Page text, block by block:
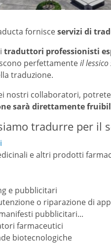
fornisceservizi di
traduttori professionisti
perfettamenteil
traduzione.
nostri collaboratori,
sarà direttamente
tradurre per il
e altri prodotti
e pubblicitari
o riparazione di
pubblicitari...
farmaceutici
biotecnologiche